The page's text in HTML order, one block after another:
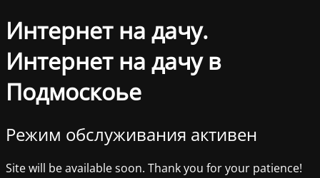
Интернет на дачу.
Интернет на дачу в
Подмоскоье
Режим обслуживания активен
Site will be available soon. Thank you for your patience!